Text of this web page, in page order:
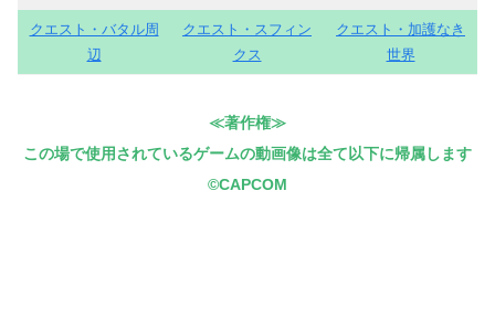
クエスト・バタル周
辺
クエスト・スフィン
クス
クエスト・加護なき
世界
≪著作権≫
この場で使用されているゲームの動画像は全て以下に帰属します
©CAPCOM